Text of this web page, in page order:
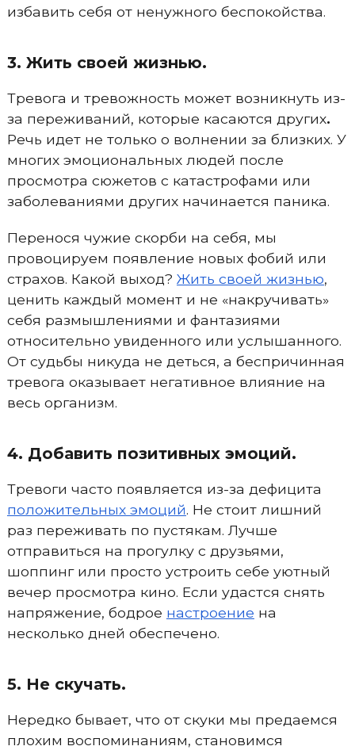
избавить себя от ненужного беспокойства.
3. Жить своей жизнью.
Тревога и тревожность может возникнуть из-
за переживаний, которые касаются других.
Речь идет не только о волнении за близких. У
многих эмоциональных людей после
просмотра сюжетов с катастрофами или
заболеваниями других начинается паника.
Перенося чужие скорби на себя, мы
провоцируем появление новых фобий или
страхов. Какой выход? Жить своей жизнью,
ценить каждый момент и не «накручивать»
себя размышлениями и фантазиями
относительно увиденного или услышанного.
От судьбы никуда не деться, а беспричинная
тревога оказывает негативное влияние на
весь организм.
4. Добавить позитивных эмоций.
Тревоги часто появляется из-за дефицита
положительных эмоций. Не стоит лишний
раз переживать по пустякам. Лучше
отправиться на прогулку с друзьями,
шоппинг или просто устроить себе уютный
вечер просмотра кино. Если удастся снять
напряжение, бодрое настроение на
несколько дней обеспечено.
5. Не скучать.
Нередко бывает, что от скуки мы предаемся
плохим воспоминаниям, становимся